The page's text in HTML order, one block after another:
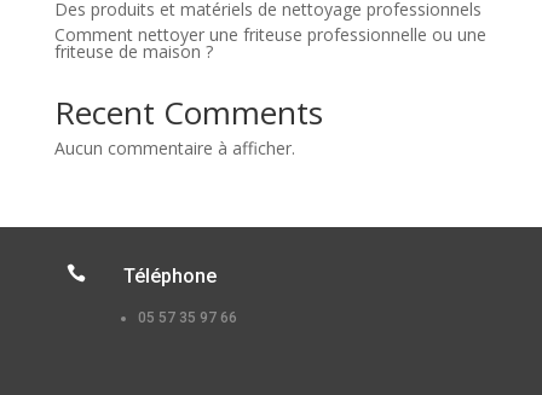
Des produits et matériels de nettoyage professionnels
Comment nettoyer une friteuse professionnelle ou une
friteuse de maison ?
Recent Comments
Aucun commentaire à afficher.
 Téléphone
05 57 35 97 66